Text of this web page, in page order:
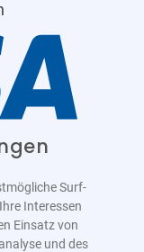
Surf-
Interessen
Einsatz von
und des